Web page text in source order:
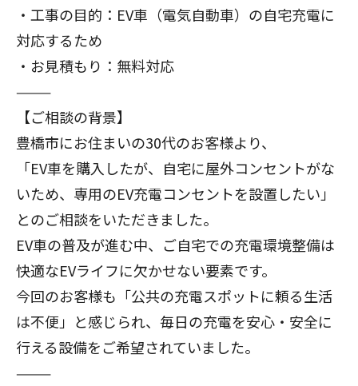
・工事の目的：EV車（電気自動車）の自宅充電に
対応するため
・お見積もり：無料対応
⸻
【ご相談の背景】
豊橋市にお住まいの30代のお客様より、
「EV車を購入したが、自宅に屋外コンセントがな
いため、専用のEV充電コンセントを設置したい」
とのご相談をいただきました。
EV車の普及が進む中、ご自宅での充電環境整備は
快適なEVライフに欠かせない要素です。
今回のお客様も「公共の充電スポットに頼る生活
は不便」と感じられ、毎日の充電を安心・安全に
行える設備をご希望されていました。
⸻